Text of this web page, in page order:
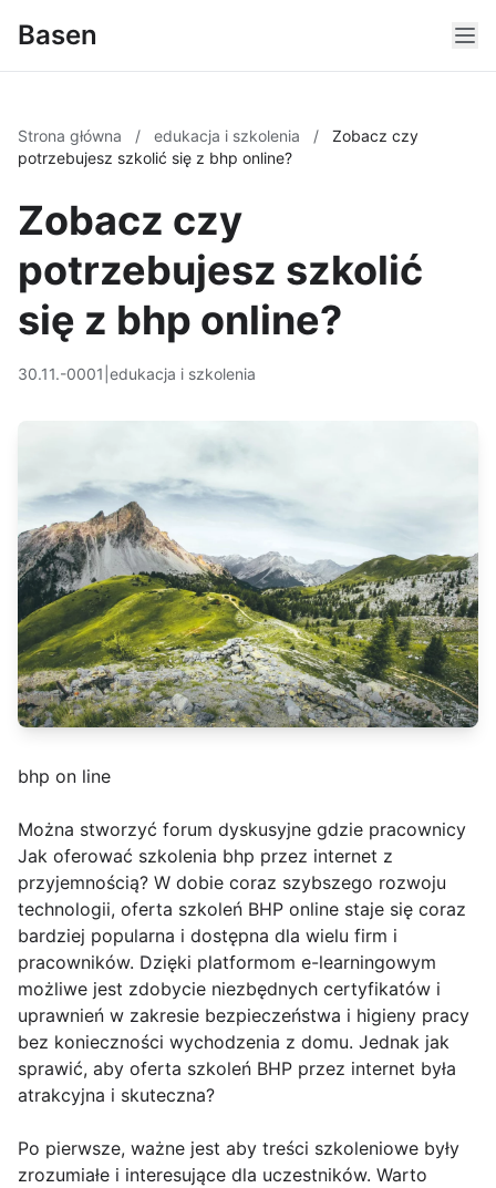
Basen
Strona główna / edukacja i szkolenia /
Zobacz czy
potrzebujesz szkolić się z bhp online?
Zobacz czy
potrzebujesz szkolić
się z bhp online?
30.11.-0001 edukacja i szkolenia
bhp on line
Można stworzyć forum dyskusyjne gdzie pracownicy
Jak oferować szkolenia bhp przez internet z
przyjemnością? W dobie coraz szybszego rozwoju
technologii, oferta szkoleń BHP online staje się coraz
bardziej popularna i dostępna dla wielu firm i
pracowników. Dzięki platformom e-learningowym
możliwe jest zdobycie niezbędnych certyfikatów i
uprawnień w zakresie bezpieczeństwa i higieny pracy
bez konieczności wychodzenia z domu. Jednak jak
sprawić, aby oferta szkoleń BHP przez internet była
atrakcyjna i skuteczna?
Po pierwsze, ważne jest aby treści szkoleniowe były
zrozumiałe i interesujące dla uczestników. Warto